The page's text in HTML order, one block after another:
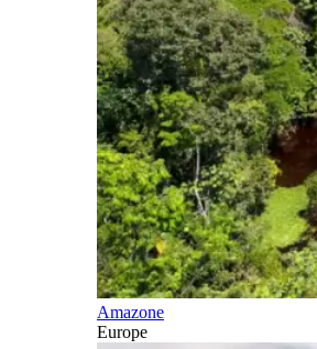
Amazone
Europe